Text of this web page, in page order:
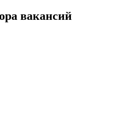
вакансий